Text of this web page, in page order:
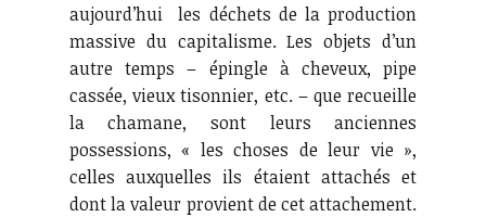
aujourd’hui les déchets de la production
massive du capitalisme. Les objets d’un
autre temps – épingle à cheveux, pipe
cassée, vieux tisonnier, etc. – que recueille
la chamane, sont leurs anciennes
possessions, « les choses de leur vie »,
celles auxquelles ils étaient attachés et
dont la valeur provient de cet attachement.